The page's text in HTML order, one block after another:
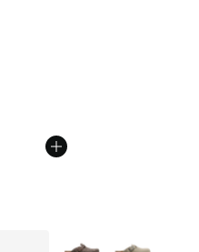
Plus de couleurs